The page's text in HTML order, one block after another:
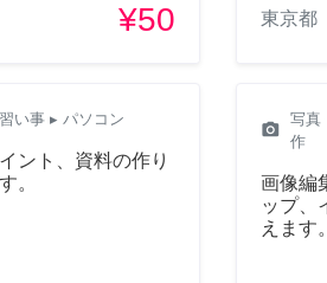
¥50 東京都
い事 ▸ パソコン
ント、資料の作り
。
camera_alt
写真
作
画像編
ップ、
えます。